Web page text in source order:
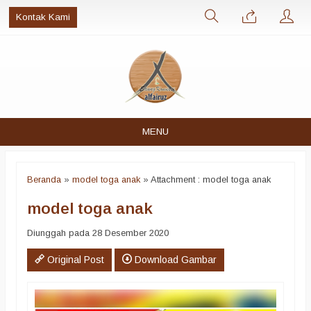
Kontak Kami
MENU
Beranda » model toga anak» Attachment : model toga anak
model toga anak
Diunggah pada 28 Desember 2020
Original Post Download Gambar